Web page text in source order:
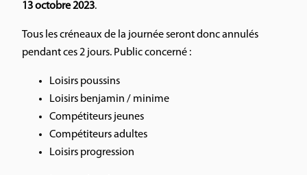
13 octobre 2023.
Tous les créneaux de la journée seront donc annulés
pendant ces 2 jours. Public concerné :
Loisirs poussins
Loisirs benjamin / minime
Compétiteurs jeunes
Compétiteurs adultes
Loisirs progression